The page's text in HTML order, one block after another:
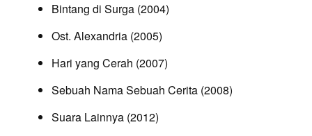
Bintang di Surga (2004)
Ost. Alexandria (2005)
Hari yang Cerah (2007)
Sebuah Nama Sebuah Cerita (2008)
Suara Lainnya (2012)